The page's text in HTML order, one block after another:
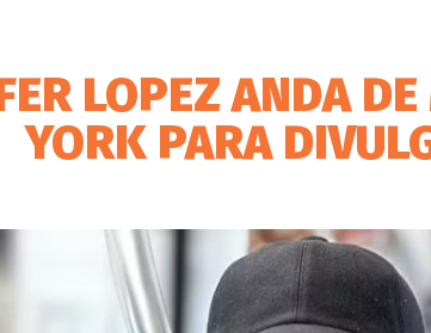
LOPEZ ANDA
YORK PARA